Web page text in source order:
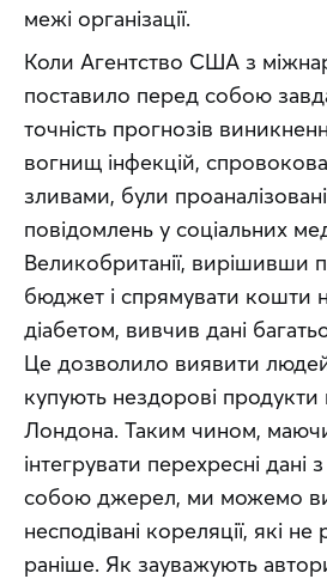
межі організації.
Коли Агентство США з
поставило перед собою
точність прогнозів
вогнищ інфекцій,
зливами, були
повідомлень у соціальних
Великобританії, вирішивши
бюджет і спрямувати кошти
діабетом, вивчив дані
Це дозволило виявити
купують нездорові продукти
Лондона. Таким чином,
інтегрувати перехресні дані
собою джерел, ми можемо
несподівані кореляції, які
раніше. Як зауважують